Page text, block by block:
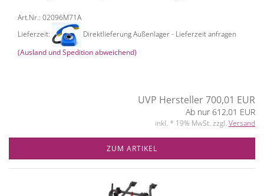
Art.Nr.: 02096M71A
Lieferzeit:
Direktlieferung Außenlager - Lieferzeit anfragen
(Ausland und Spedition abweichend)
UVP Hersteller 700,01 EUR
Ab nur 612,01 EUR
inkl. * 19% MwSt. zzgl. Versand
ZUM ARTIKEL